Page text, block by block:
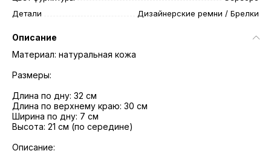
Детали
Дизайнерские ремни / Брелки
Описание
Материал: натуральная кожа
Размеры:
Длина по дну: 32 см
Длина по верхнему краю: 30 см
Ширина по дну: 7 см
Высота: 21 см (по середине)
Описание: